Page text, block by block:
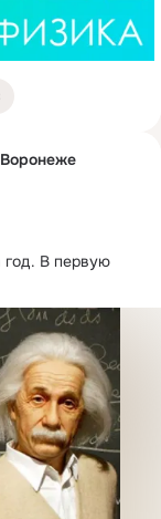
год. В первую